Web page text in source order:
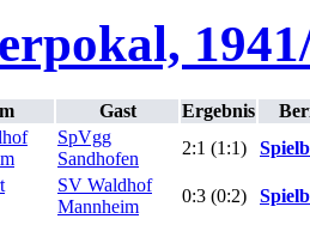
Gast Ergebnis
SpVgg
Sandhofen
2:1 (1:1)
SV Waldhof
Mannheim
0:3 (0:2)